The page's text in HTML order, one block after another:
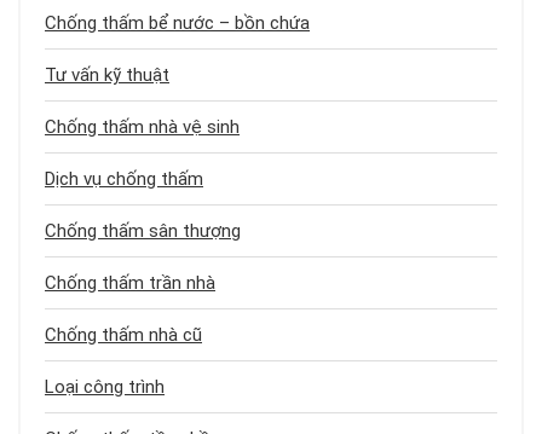
Chống thấm bể nước – bồn chứa
Tư vấn kỹ thuật
Chống thấm nhà vệ sinh
Dịch vụ chống thấm
Chống thấm sân thượng
Chống thấm trần nhà
Chống thấm nhà cũ
Loại công trình